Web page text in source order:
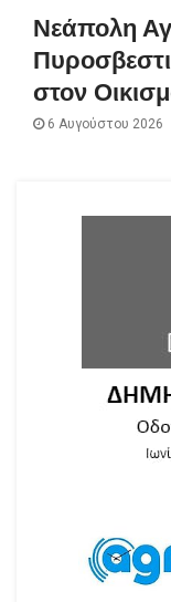
Νεάπολη
στον
6 Αυγούστου 2026